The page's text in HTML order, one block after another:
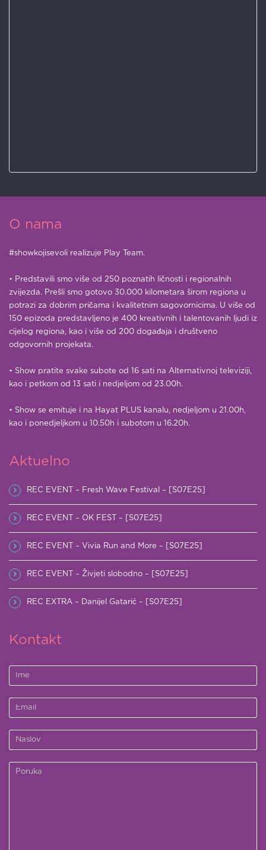
O nama
#showkojisevoli realizuje Play Team.
• Predstavili smo više od 250 poznatih ličnosti i regionalnih
zvijezda. Prešli smo gotovo 30.000 kilometara širom regiona u
potrazi za dobrim pričama i kvalitetnim sagovornicima. U više od
150 epizoda predstavljeno je 400 kreativnih i talentovanih ljudi iz
cijelog regiona, kao i više od 200 događaja i društveno
odgovornih projekata.
• Show pratite svake subote od 16 sati na Alternativnoj televiziji,
kao i petkom od 13 sati i nedjeljom od 23.00h.
• Show se emituje i na Hayat PLUS kanalu, nedjeljom u 21.00h,
kao i ponedjeljkom u 10.50h i subotom u 16.20h.
Aktuelno
REC EVENT – Fresh Wave Festival – [S07E25]
REC EVENT – OK FEST – [S07E25]
REC EVENT – Vivia Run and More – [S07E25]
REC EVENT – Živjeti slobodno – [S07E25]
REC EXTRA – Danijel Gatarić – [S07E25]
Kontakt